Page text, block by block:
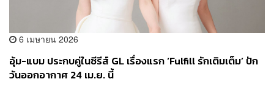
6 เมษายน 2026
อุ้ม-แบม ประกบคู่ในซีรีส์ GL เรื่องแรก ‘Fulfill รักเติมเต็ม’ ปัก
วันออกอากาศ 24 เม.ย. นี้